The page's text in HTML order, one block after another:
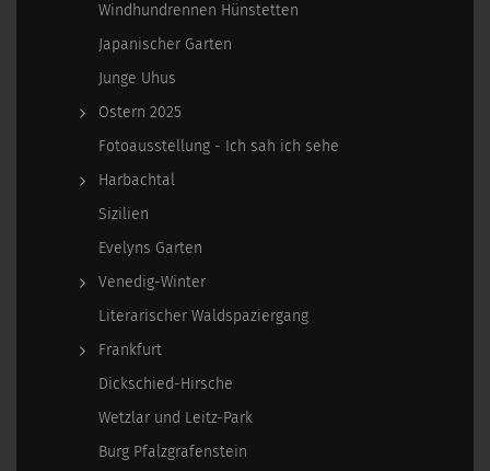
Windhundrennen Hünstetten
Japanischer Garten
Junge Uhus
Ostern 2025
Fotoausstellung - Ich sah ich sehe
Harbachtal
Sizilien
Evelyns Garten
Venedig-Winter
Literarischer Waldspaziergang
Frankfurt
Dickschied-Hirsche
Wetzlar und Leitz-Park
Burg Pfalzgrafenstein